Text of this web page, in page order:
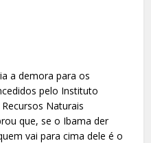
a demora para os
pelo Instituto
Naturais
que, se o Ibama der
vai para cima dele é o